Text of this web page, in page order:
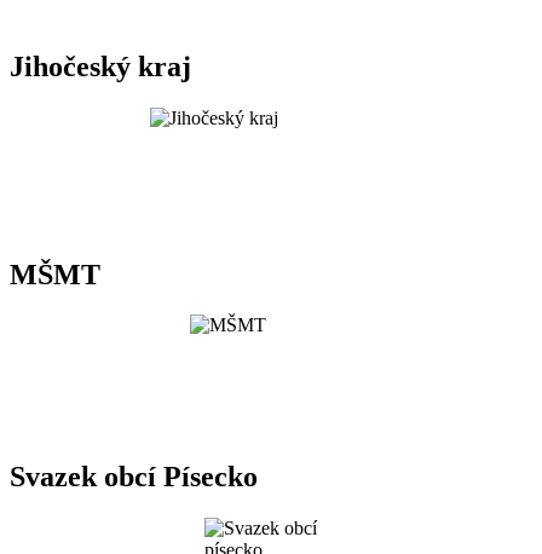
Jihočeský kraj
MŠMT
Svazek obcí Písecko